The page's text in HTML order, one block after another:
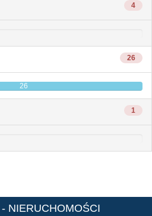
4
26
26
1
- NIERUCHOMOŚCI